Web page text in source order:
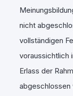
nicht
vollständigen
voraussichtlich
Erlass der
abgeschlossen